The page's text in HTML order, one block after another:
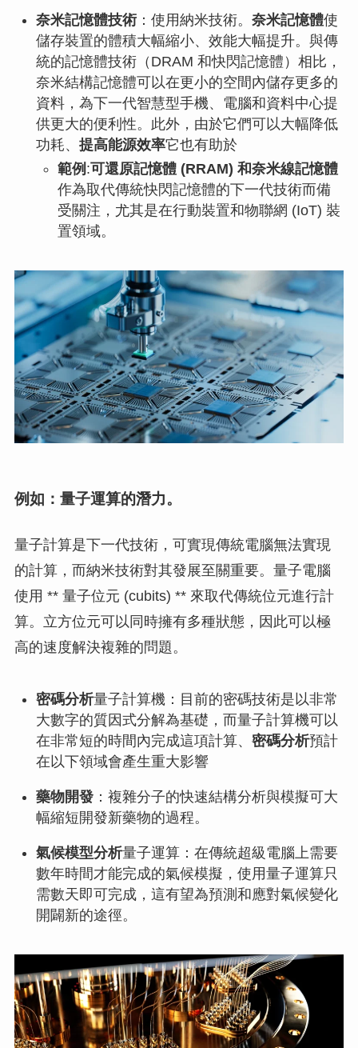
奈米記憶體技術：使用納米技術。 奈米記憶體使
儲存裝置的體積大幅縮小、效能大幅提升。與傳
統的記憶體技術（DRAM 和快閃記憶體）相比，
奈米結構記憶體可以在更小的空間內儲存更多的
資料，為下一代智慧型手機、電腦和資料中心提
供更大的便利性。此外，由於它們可以大幅降低
功耗、 提高能源效率它也有助於
範例 :可還原記憶體 (RRAM) 和奈米線記憶體
作為取代傳統快閃記憶體的下一代技術而備
受關注，尤其是在行動裝置和物聯網 (IoT) 裝
置領域。
例如：量子運算的潛力。
量子計算是下一代技術，可實現傳統電腦無法實現
的計算，而納米技術對其發展至關重要。量子電腦
使用 ** 量子位元 (cubits) ** 來取代傳統位元進行計
算。立方位元可以同時擁有多種狀態，因此可以極
高的速度解決複雜的問題。
密碼分析量子計算機：目前的密碼技術是以非常
大數字的質因式分解為基礎，而量子計算機可以
在非常短的時間內完成這項計算、 密碼分析預計
在以下領域會產生重大影響
藥物開發：複雜分子的快速結構分析與模擬可大
幅縮短開發新藥物的過程。
氣候模型分析量子運算：在傳統超級電腦上需要
數年時間才能完成的氣候模擬，使用量子運算只
需數天即可完成，這有望為預測和應對氣候變化
開闢新的途徑。